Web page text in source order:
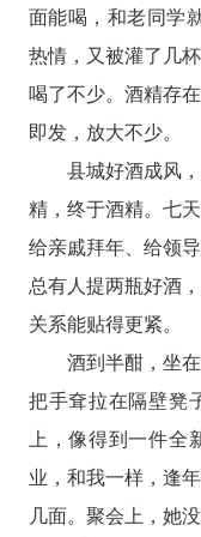
面能喝，和老同学
热情，又被灌了几
喝了不少。酒精存
即发，放大不少。
县城好酒成风
精，终于酒精。七
给亲戚拜年、给领
总有人提两瓶好酒
关系能贴得更紧。
酒到半酣，坐
把手耷拉在隔壁凳
上，像得到一件
业，和我一样，逢
几面。聚会上，她